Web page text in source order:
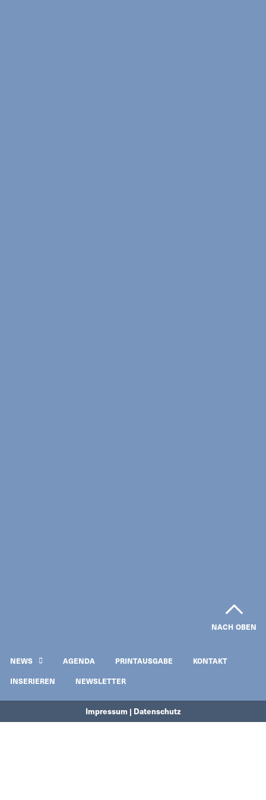
NACH OBEN
NEWS AGENDA PRINTAUSGABE
KONTAKT
INSERIEREN
NEWSLETTER
Impressum | Datenschutz